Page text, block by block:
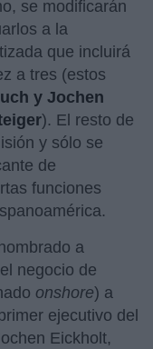
se modificarán
a la
que incluirá
a tres (estos
y Jochen
). El resto de
y sólo se
de
funciones
a
negocio de
onshore) a
ejecutivo del
Eickholt,